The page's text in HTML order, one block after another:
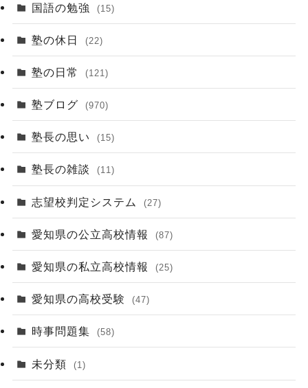
国語の勉強 (15)
塾の休日 (22)
塾の日常 (121)
塾ブログ (970)
塾長の思い (15)
塾長の雑談 (11)
志望校判定システム (27)
愛知県の公立高校情報 (87)
愛知県の私立高校情報 (25)
愛知県の高校受験 (47)
時事問題集 (58)
未分類 (1)